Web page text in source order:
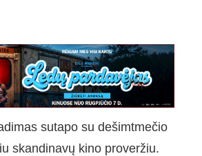
sutapo su dešimtmečio
skandinavų kino proveržiu.